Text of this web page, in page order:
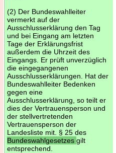
(2) Der Bundeswahlleiter
vermerkt auf der
Ausschlusserklärung den Tag
und bei Eingang am letzten
Tage der Erklärungsfrist
außerdem die Uhrzeit des
Eingangs. Er prüft unverzüglich
die eingegangenen
Ausschlusserklärungen. Hat der
Bundeswahlleiter Bedenken
gegen eine
Ausschlusserklärung, so teilt er
dies der Vertrauensperson und
der stellvertretenden
Vertrauensperson der
Landesliste mit. § 25 des
Bundeswahlgesetzes gilt
entsprechend.